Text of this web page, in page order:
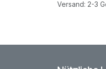
Versand: 2-3